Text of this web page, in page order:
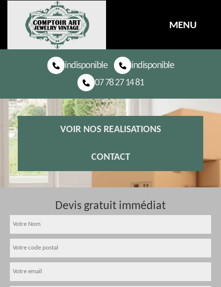
MENU
indisponible
indisponible
07 78 27 14 81
VOIR NOS REALISATIONS
CONTACT
Devis gratuit immédiat